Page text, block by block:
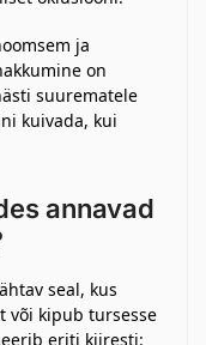
ja
on
suurematele
kuivada, kui
annavad
seal, kus
või kipub tursesse
eriti kiiresti: